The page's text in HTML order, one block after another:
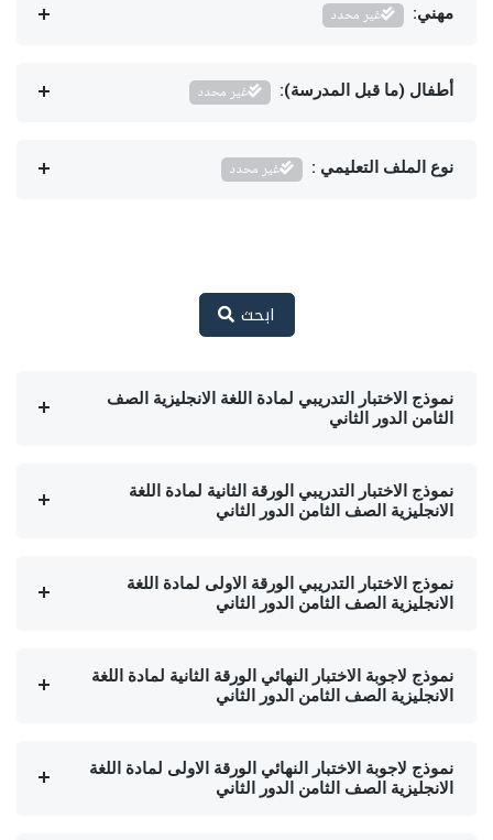
مهني: غير محدد
أطفال (ما قبل المدرسة): غير محدد
نوع الملف التعليمي : غير محدد
ابحث
نموذج الاختبار التدريبي لمادة اللغة الانجليزية الصف
الثامن الدور الثاني
نموذج الاختبار التدريبي الورقة الثانية لمادة اللغة
الانجليزية الصف الثامن الدور الثاني
نموذج الاختبار التدريبي الورقة الاولى لمادة اللغة
الانجليزية الصف الثامن الدور الثاني
نموذج لاجوبة الاختبار النهائي الورقة الثانية لمادة اللغة
الانجليزية الصف الثامن الدور الثاني
نموذج لاجوبة الاختبار النهائي الورقة الاولى لمادة اللغة
الانجليزية الصف الثامن الدور الثاني